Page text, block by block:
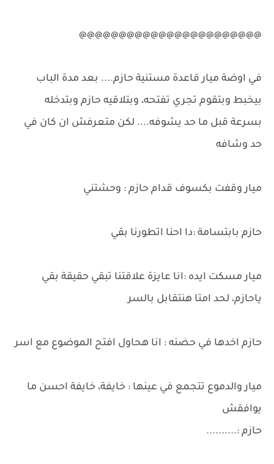
@@@@@@@@@@@@@@@@@@@@@@@
في اوضة ميار قاعدة مستنية حازم.... بعد مدة الباب
بيخبط وبتقوم تجري تفتحه، وبتلاقيه حازم وبتدخله
بسرعة قبل ما حد يشوفه.... لكن متعرفش ان كان في
حد وشافه
ميار وقفت بكسوف قدام حازم : وحشتني
حازم بابتسامة :دا احنا اتطورنا بقي
ميار مسكت ايده :انا عايزة علاقتنا تبقي حقيقة بقي
ياحازم، لحد امتا هنتقابل بالسر
حازم اخدها في حضنه : انا هحاول افتح الموضوع مع اسر
ميار والدموع تتجمع في عينها : خايفة، خايفة احسن ما
يوافقش
حازم :..........